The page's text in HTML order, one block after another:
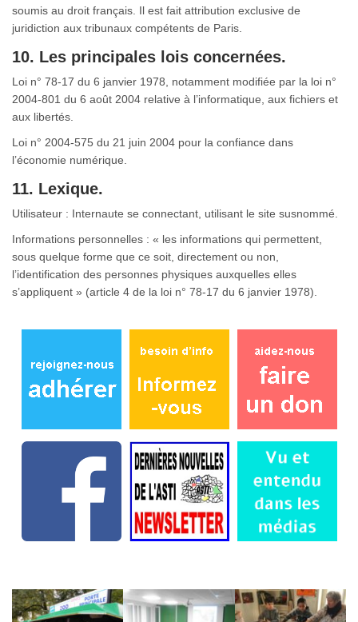
soumis au droit français. Il est fait attribution exclusive de
juridiction aux tribunaux compétents de Paris.
10. Les principales lois concernées.
Loi n° 78-17 du 6 janvier 1978, notamment modifiée par la loi n°
2004-801 du 6 août 2004 relative à l’informatique, aux fichiers et
aux libertés.
Loi n° 2004-575 du 21 juin 2004 pour la confiance dans
l’économie numérique.
11. Lexique.
Utilisateur : Internaute se connectant, utilisant le site susnommé.
Informations personnelles : « les informations qui permettent,
sous quelque forme que ce soit, directement ou non,
l’identification des personnes physiques auxquelles elles
s’appliquent » (article 4 de la loi n° 78-17 du 6 janvier 1978).